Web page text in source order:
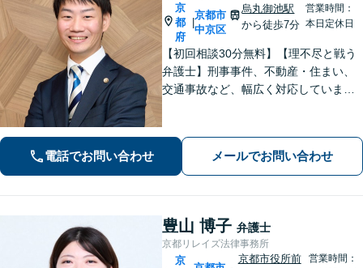
京
都
府
|
京都市
中京区
烏丸御池駅
から徒歩7分
営業時間：
本日定休日
【初回相談30分無料】【理不尽と戦う
弁護士】刑事事件、不動産・住まい、
交通事故など、幅広く対応していま
の場合は、お気軽に弁護士にご相談く
ださい。【電話・メール・WEB相談
可】
電話でお問い合わせ メールでお問い合わせ
豊山 博子 弁護士
京都リレイズ法律事務所
京
京都市役所前
営業時間：